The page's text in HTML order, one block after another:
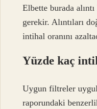
Elbette burada
gerekir. Alıntıları
intihal oranını
Yüzde kaç
Uygun filtreler
raporundaki